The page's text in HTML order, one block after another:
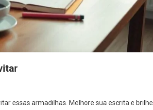
essas armadilhas. Melhore sua escrita e brilhe